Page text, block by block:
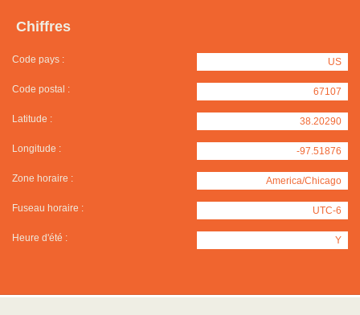
Chiffres
Code pays : US
Code postal : 67107
Latitude : 38.20290
Longitude : -97.51876
Zone horaire : America/Chicago
Fuseau horaire : UTC-6
Heure d'été : Y